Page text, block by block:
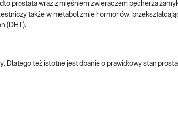
prostata wraz z mięśniem zwieraczem pęcherza
także w metabolizmie hormonów,
(DHT).
Dlatego też istotne jest dbanie o prawidłowy stan